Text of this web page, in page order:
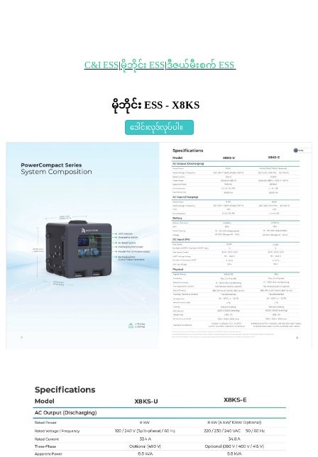
C&I ESS|မိုဘိုင်း ESS|ဒီဇယ်မီးစက် ESS
မိုဘိုင်း ESS - X8KS
ဒေါင်းလုဒ်လုပ်ပါ။